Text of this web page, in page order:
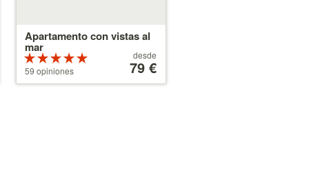
Apartamento con vistas al
mar
Valoración
de 5 estrellas
sobre 5
59 opiniones
79 €
desde
79 €